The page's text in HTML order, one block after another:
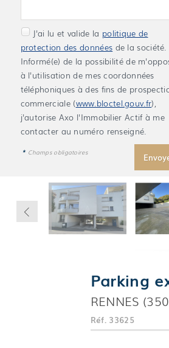
J'ai lu et valide la politique de
protection des données de la société.
Informé(e) de la possibilité de
à l'utilisation de mes coordonnées
téléphoniques à des fins de
commerciale (www.bloctel.gouv.fr),
j'autorise Axo l'Immobilier Actif à me
contacter au numéro renseigné.
* Champs obligatoires
Parking
RENNES
Réf. 33625